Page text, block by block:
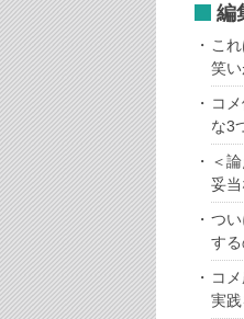
編
こ
笑
コ
な3
＜
妥当
つ
す
コ
実践